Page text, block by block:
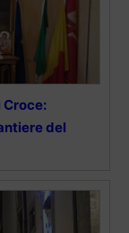
Croce:
del